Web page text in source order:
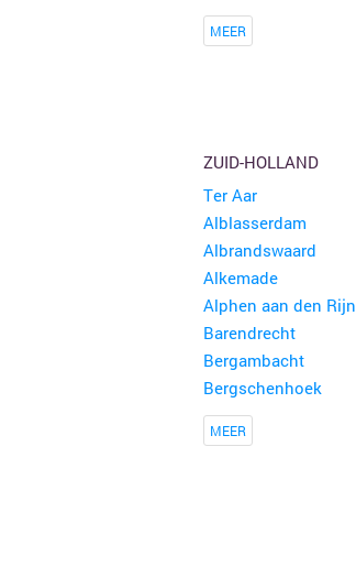
MEER
ZUID-HOLLAND
Ter Aar
Alblasserdam
Albrandswaard
Alkemade
Alphen aan den Rijn
Barendrecht
Bergambacht
Bergschenhoek
MEER